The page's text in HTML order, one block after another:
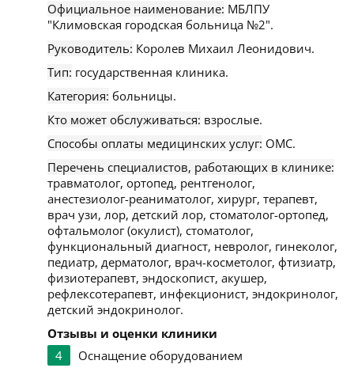
Официальное наименование: МБЛПУ
"Климовская городская больница №2".
Руководитель: Королев Михаил Леонидович.
Тип: государственная клиника.
Категория: больницы.
Кто может обслуживаться: взрослые.
Способы оплаты медицинских услуг: ОМС.
Перечень специалистов, работающих в клинике:
травматолог, ортопед, рентгенолог,
анестезиолог-реаниматолог, хирург, терапевт,
врач узи, лор, детский лор, стоматолог-ортопед,
офтальмолог (окулист), стоматолог,
функциональный диагност, невролог, гинеколог,
педиатр, дерматолог, врач-косметолог, фтизиатр,
физиотерапевт, эндоскопист, акушер,
рефлексотерапевт, инфекционист, эндокринолог,
детский эндокринолог.
Отзывы и оценки клиники
4
Оснащение оборудованием